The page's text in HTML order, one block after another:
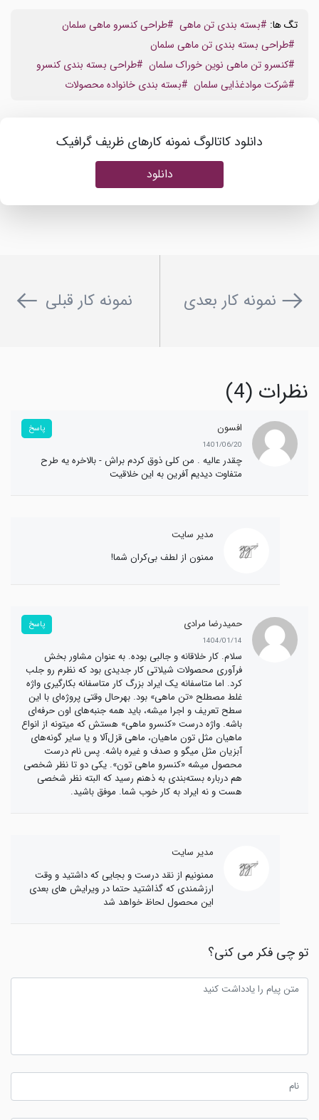
تگ ها: #بسته بندی تن ماهی #طراحی کنسرو ماهی سلمان
#طراحی بسته بندی تن ماهی سلمان
#کنسرو تن ماهی نوین خوراک سلمان #طراحی بسته بندی کنسرو
#شرکت موادغذایی سلمان #بسته بندی خانواده محصولات
دانلود کاتالوگ نمونه کارهای ظریف گرافیک
دانلود
نمونه کار بعدی نمونه کار قبلی
نظرات (4)
افسون
1401/06/20
پاسخ
چقدر عالیه . من کلی ذوق کردم براش - بالاخره یه طرح
متفاوت دیدیم آفرین به این خلاقیت
مدیر سایت
ممنون از لطف بی‌کران شما!
حمیدرضا مرادی
1404/01/14
پاسخ
سلام. کار خلاقانه و جالبی بوده. به عنوان مشاور بخش
فرآوری محصولات شیلاتی کار جدیدی بود که نظرم رو جلب
کرد. اما متاسفانه یک ایراد بزرگ کار متاسفانه بکارگیری واژه
غلط مصطلح «تن ماهی» بود. بهرحال وقتی پروژه‌ای با این
سطح تعریف و اجرا میشه، باید همه جنبه‌های اون حرفه‌ای
باشه. واژه درست «کنسرو ماهی» هستش که میتونه از انواع
ماهیان مثل تون ماهیان، ماهی قزل‌آلا و یا سایر گونه‌های
آبزیان مثل میگو و صدف و غیره باشه. پس نام درست
محصول میشه «کنسرو ماهی تون». یکی دو تا نظر شخصی
هم درباره بسته‌بندی به ذهنم رسید که البته نظر شخصی
هست و نه ایراد به کار خوب شما. موفق باشید.
مدیر سایت
ممنونیم از نقد درست و بجایی که داشتید و وقت
ارزشمندی که گذاشتید حتما در ویرایش های بعدی
این محصول لحاظ خواهد شد
تو چی فکر می کنی؟